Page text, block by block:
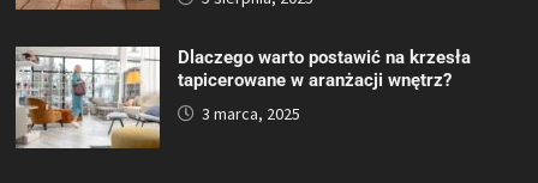
Dlaczego warto postawić na krzesła
tapicerowane w aranżacji wnętrz?
3 marca, 2025